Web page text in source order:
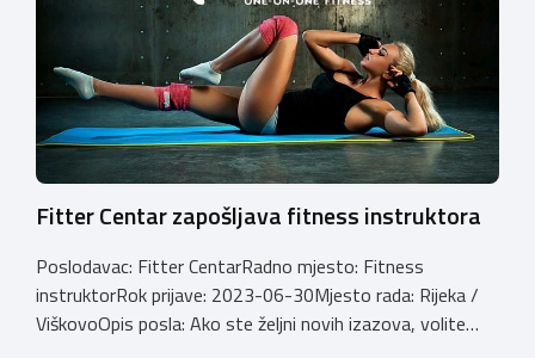
Fitter Centar zapošljava fitness instruktora
Poslodavac: Fitter CentarRadno mjesto: Fitness
instruktorRok prijave: 2023-06-30Mjesto rada: Rijeka /
ViškovoOpis posla: Ako ste željni novih izazova, volite